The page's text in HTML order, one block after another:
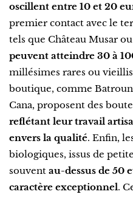
oscillent entre 10 et 20
premier contact avec le
tels que Château Musar
peuvent atteindre 30 à
millésimes rares ou
boutique, comme
Cana, proposent des
reflétant leur travail
envers la qualité. Enfin,
biologiques, issus de
souvent au-dessus de 50
caractère exceptionnel.